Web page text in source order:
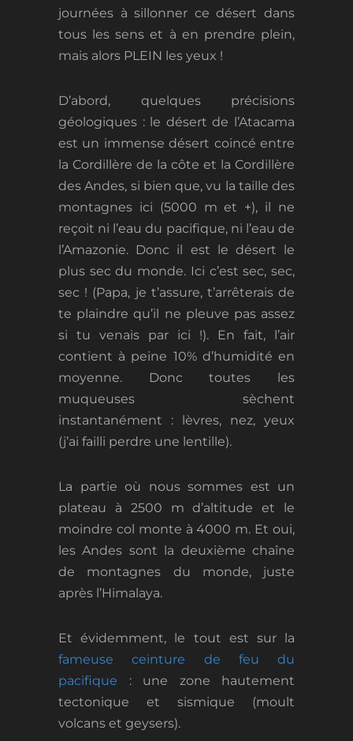
journées à sillonner ce désert dans
tous les sens et à en prendre plein,
mais alors PLEIN les yeux !
D’abord, quelques précisions
géologiques : le désert de l’Atacama
est un immense désert coincé entre
la Cordillère de la côte et la Cordillère
des Andes, si bien que, vu la taille des
montagnes ici (5000 m et +), il ne
reçoit ni l’eau du pacifique, ni l’eau de
l’Amazonie. Donc il est le désert le
plus sec du monde. Ici c’est sec, sec,
sec ! (Papa, je t’assure, t’arrêterais de
te plaindre qu’il ne pleuve pas assez
si tu venais par ici !). En fait, l’air
contient à peine 10% d’humidité en
moyenne. Donc toutes les
muqueuses sèchent
instantanément : lèvres, nez, yeux
(j’ai failli perdre une lentille).
La partie où nous sommes est un
plateau à 2500 m d’altitude et le
moindre col monte à 4000 m. Et oui,
les Andes sont la deuxième chaîne
de montagnes du monde, juste
après l’Himalaya.
Et évidemment, le tout est sur la
fameuse ceinture de feu du
pacifique : une zone hautement
tectonique et sismique (moult
volcans et geysers).